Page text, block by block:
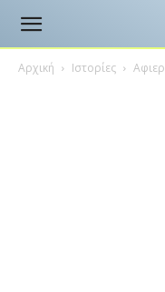
Αρχική Ιστορίες